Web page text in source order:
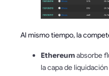
Al mismo tiempo, la
Ethereumabsorbe
la capa de